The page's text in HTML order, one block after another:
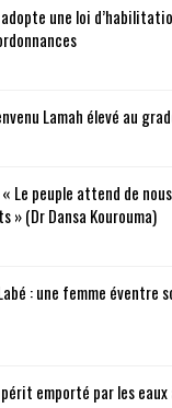
une loi
Lamah élevé au
Le peuple attend de
» (Dr Dansa Kourouma)
: une femme éventre
emporté par les eaux